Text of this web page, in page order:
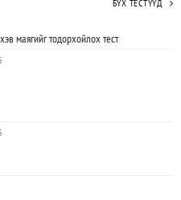
БҮХ ТЕСТҮҮД
маягийг тодорхойлох тест